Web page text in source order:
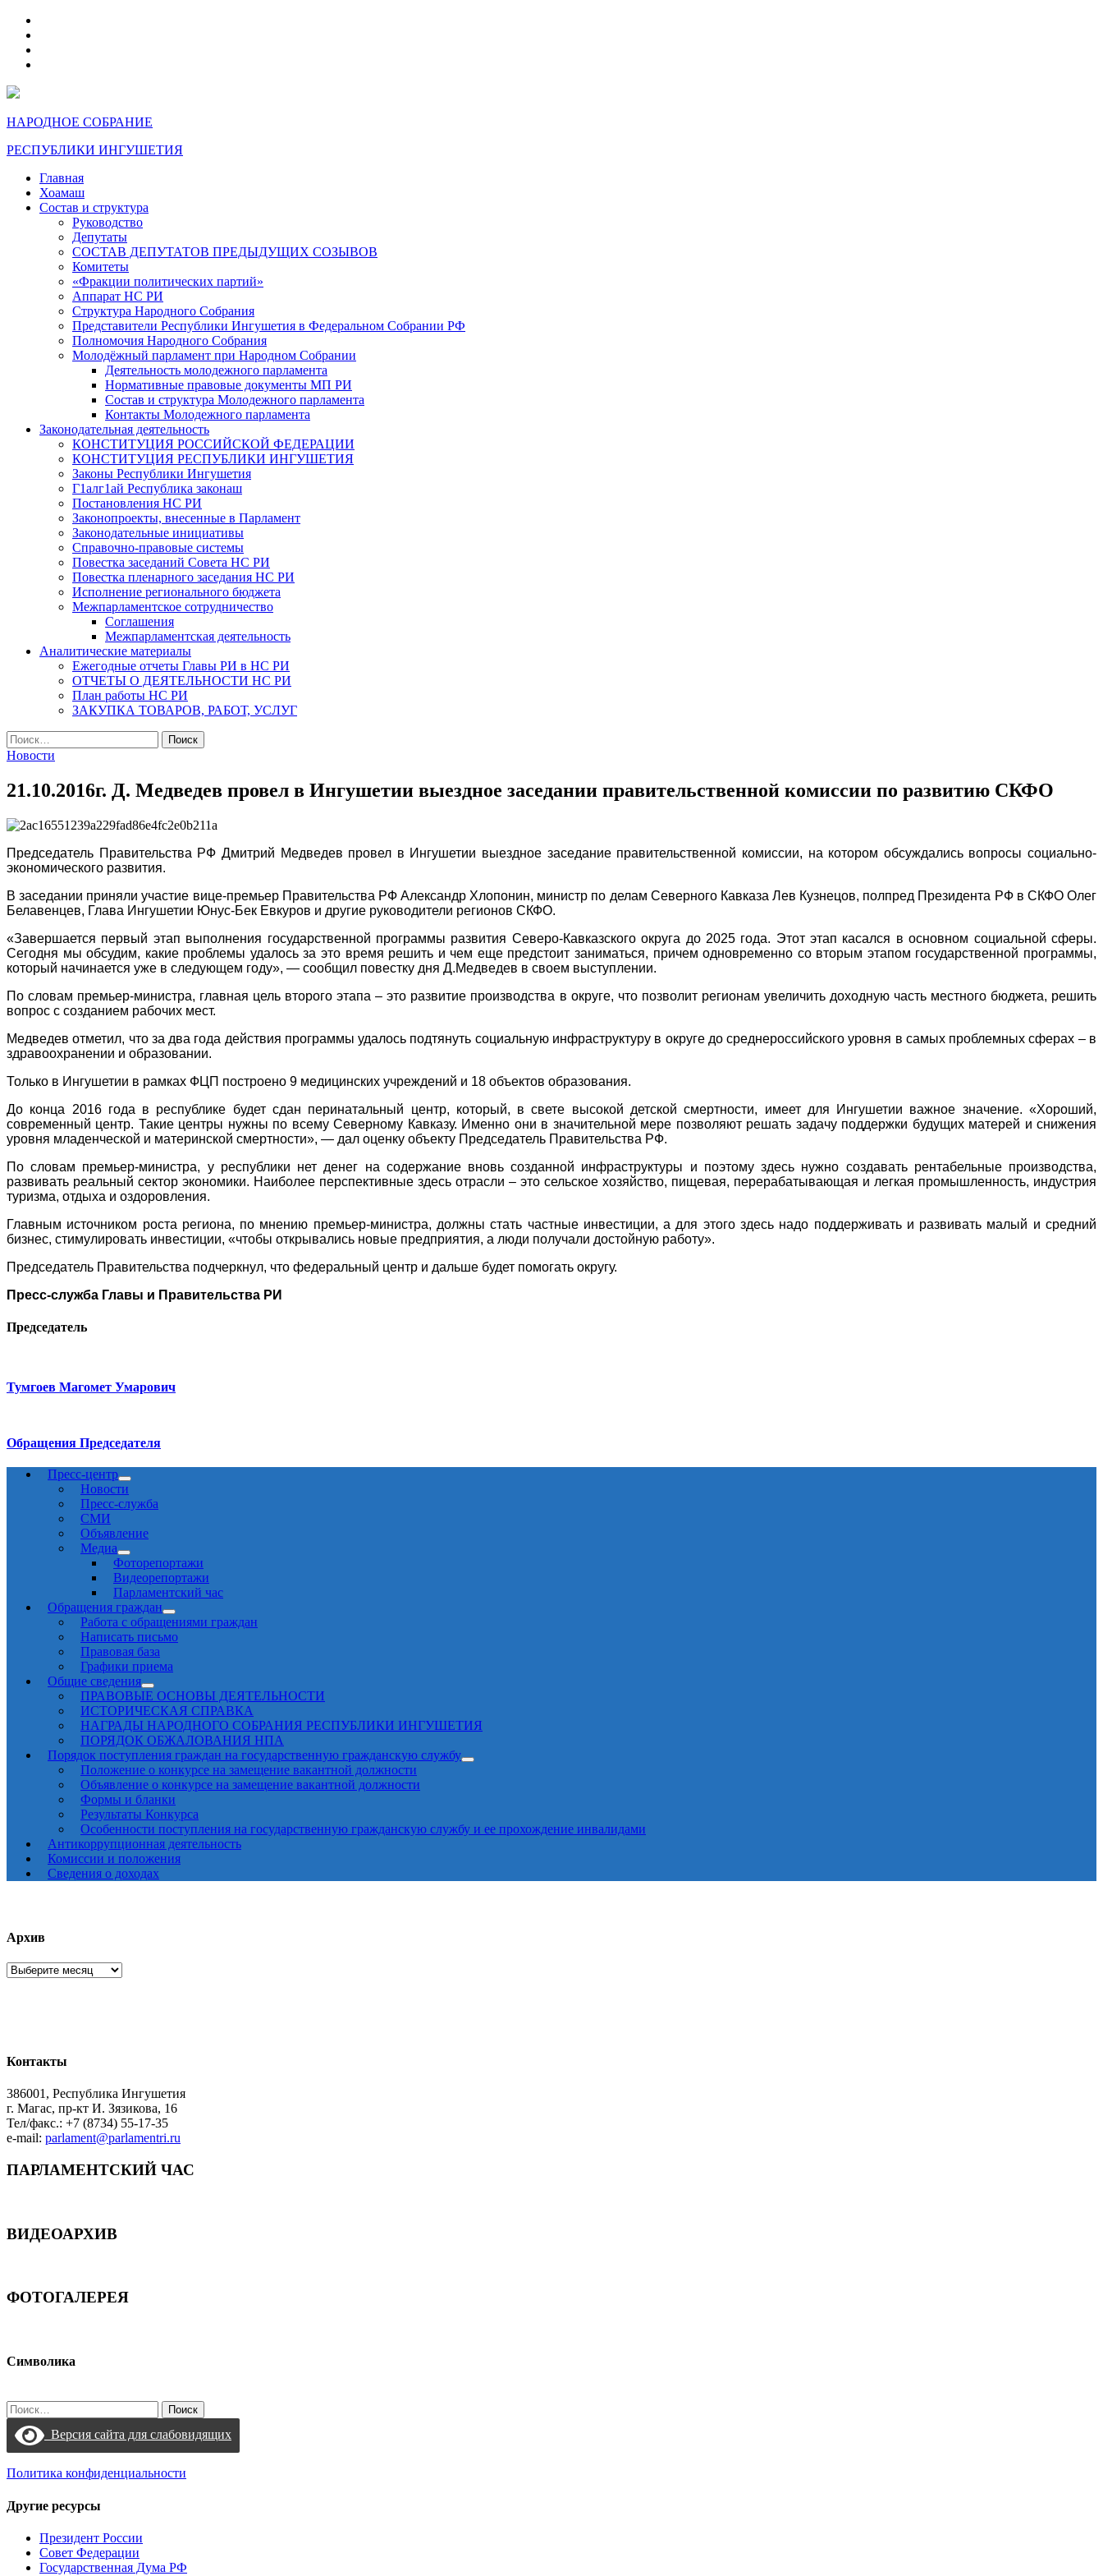
НАРОДНОЕ СОБРАНИЕ
РЕСПУБЛИКИ ИНГУШЕТИЯ
Главная
Хоамаш
Состав и структура
Руководство
Депутаты
СОСТАВ ДЕПУТАТОВ ПРЕДЫДУЩИХ СОЗЫВОВ
Комитеты
«Фракции политических партий»
Аппарат НС РИ
Структура Народного Собрания
Представители Республики Ингушетия в Федеральном Собрании РФ
Полномочия Народного Собрания
Молодёжный парламент при Народном Собрании
Деятельность молодежного парламента
Нормативные правовые документы МП РИ
Состав и структура Молодежного парламента
Контакты Молодежного парламента
Законодательная деятельность
КОНСТИТУЦИЯ РОССИЙСКОЙ ФЕДЕРАЦИИ
КОНСТИТУЦИЯ РЕСПУБЛИКИ ИНГУШЕТИЯ
Законы Республики Ингушетия
Г1алг1ай Республика законаш
Постановления НС РИ
Законопроекты, внесенные в Парламент
Законодательные инициативы
Справочно-правовые системы
Повестка заседаний Совета НС РИ
Повестка пленарного заседания НС РИ
Исполнение регионального бюджета
Межпарламентское сотрудничество
Соглашения
Межпарламентская деятельность
Аналитические материалы
Ежегодные отчеты Главы РИ в НС РИ
ОТЧЕТЫ О ДЕЯТЕЛЬНОСТИ НС РИ
План работы НС РИ
ЗАКУПКА ТОВАРОВ, РАБОТ, УСЛУГ
Найти:
Новости
21.10.2016г. Д. Медведев провел в Ингушетии выездное заседании правительственной комиссии по развитию СКФО
Председатель Правительства РФ Дмитрий Медведев провел в Ингушетии выездное заседание правительственной комиссии, на котором обсуждались вопросы социально-
экономического развития.
В заседании приняли участие вице-премьер Правительства РФ Александр Хлопонин, министр по делам Северного Кавказа Лев Кузнецов, полпред Президента РФ в СКФО Олег
Белавенцев, Глава Ингушетии Юнус-Бек Евкуров и другие руководители регионов СКФО.
«Завершается первый этап выполнения государственной программы развития Северо-Кавказского округа до 2025 года. Этот этап касался в основном социальной сферы.
Сегодня мы обсудим, какие проблемы удалось за это время решить и чем еще предстоит заниматься, причем одновременно со вторым этапом государственной программы,
который начинается уже в следующем году», — сообщил повестку дня Д.Медведев в своем выступлении.
По словам премьер-министра, главная цель второго этапа – это развитие производства в округе, что позволит регионам увеличить доходную часть местного бюджета, решить
вопрос с созданием рабочих мест.
Медведев отметил, что за два года действия программы удалось подтянуть социальную инфраструктуру в округе до среднероссийского уровня в самых проблемных сферах – в
здравоохранении и образовании.
Только в Ингушетии в рамках ФЦП построено 9 медицинских учреждений и 18 объектов образования.
До конца 2016 года в республике будет сдан перинатальный центр, который, в свете высокой детской смертности, имеет для Ингушетии важное значение. «Хороший,
современный центр. Такие центры нужны по всему Северному Кавказу. Именно они в значительной мере позволяют решать задачу поддержки будущих матерей и снижения
уровня младенческой и материнской смертности», — дал оценку объекту Председатель Правительства РФ.
По словам премьер-министра, у республики нет денег на содержание вновь созданной инфраструктуры и поэтому здесь нужно создавать рентабельные производства,
развивать реальный сектор экономики. Наиболее перспективные здесь отрасли – это сельское хозяйство, пищевая, перерабатывающая и легкая промышленность, индустрия
туризма, отдыха и оздоровления.
Главным источником роста региона, по мнению премьер-министра, должны стать частные инвестиции, а для этого здесь надо поддерживать и развивать малый и средний
бизнес, стимулировать инвестиции, «чтобы открывались новые предприятия, а люди получали достойную работу».
Председатель Правительства подчеркнул, что федеральный центр и дальше будет помогать округу.
Пресс-служба Главы и Правительства РИ
Председатель
Тумгоев Магомет Умарович
Обращения Председателя
Пресс-центр
Новости
Пресс-служба
СМИ
Объявление
Медиа
Фоторепортажи
Видеорепортажи
Парламентский час
Обращения граждан
Работа с обращениями граждан
Написать письмо
Правовая база
Графики приема
Общие сведения
ПРАВОВЫЕ ОСНОВЫ ДЕЯТЕЛЬНОСТИ
ИСТОРИЧЕСКАЯ СПРАВКА
НАГРАДЫ НАРОДНОГО СОБРАНИЯ РЕСПУБЛИКИ ИНГУШЕТИЯ
ПОРЯДОК ОБЖАЛОВАНИЯ НПА
Порядок поступления граждан на государственную гражданскую службу
Положение о конкурсе на замещение вакантной должности
Объявление о конкурсе на замещение вакантной должности
Формы и бланки
Результаты Конкурса
Особенности поступления на государственную гражданскую службу и ее прохождение инвалидами
Антикоррупционная деятельность
Комиссии и положения
Сведения о доходах
Архив
Архив
Контакты
386001, Республика Ингушетия
г. Магас, пр-кт И. Зязикова, 16
Тел/факс.: +7 (8734) 55-17-35
e-mail: parlament@parlamentri.ru
ПАРЛАМЕНТСКИЙ ЧАС
ВИДЕОАРХИВ
ФОТОГАЛЕРЕЯ
Символика
Найти:
Версия сайта для слабовидящих
Политика конфиденциальности
Другие ресурсы
Президент России
Совет Федерации
Государственная Дума РФ